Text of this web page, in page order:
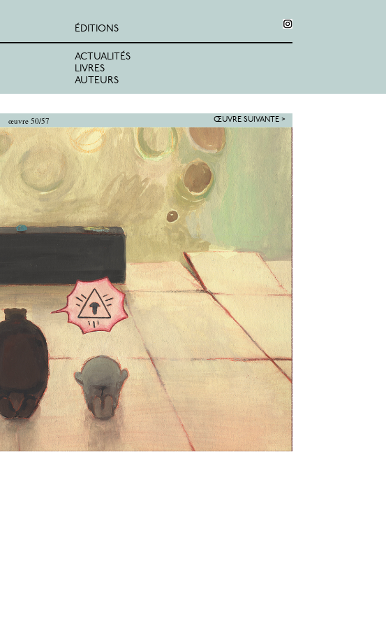
ÉDITIONS
ACTUALITÉS
LIVRES
AUTEURS
œuvre 50/57 ŒUVRE SUIVANTE >